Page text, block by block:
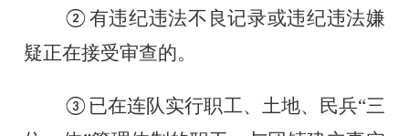
② 有违纪违法不良记录或违纪违法嫌
疑正在接受审查的。
③ 已在连队实行职工、土地、民兵“三